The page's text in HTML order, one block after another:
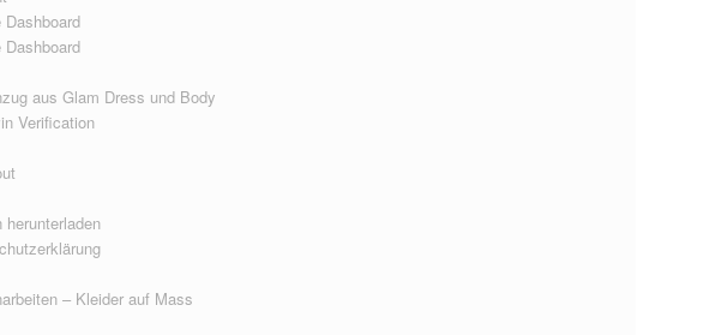
Dashboard
Dashboard
aus Glam Dress und Body
Verification
herunterladen
– Kleider auf Mass